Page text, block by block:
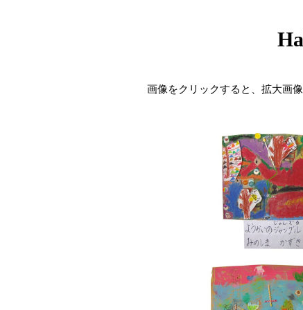
画像をクリックすると、拡大画